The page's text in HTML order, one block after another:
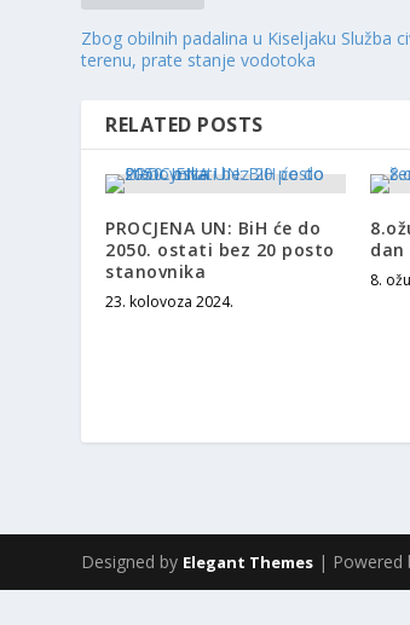
Zbog obilnih padalina u Kiseljaku Služba
terenu, prate stanje vodotoka
RELATED POSTS
PROCJENA UN: BiH će do
2050. ostati bez 20 posto
stanovnika
23. kolovoza 2024.
dan
8.
Designed by Elegant Themes |